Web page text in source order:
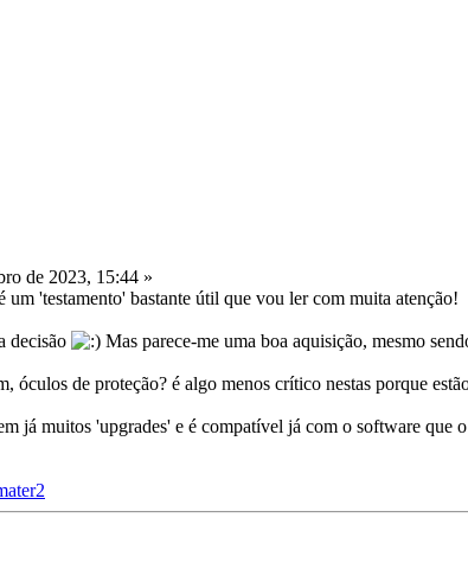
de 2023, 15:44 »
um 'testamento' bastante útil que vou ler com muita atenção!
decisão Mas parece-me uma boa aquisição, mesmo
óculos de proteção? é algo menos crítico nestas porque
já muitos 'upgrades' e é compatível já com o software que